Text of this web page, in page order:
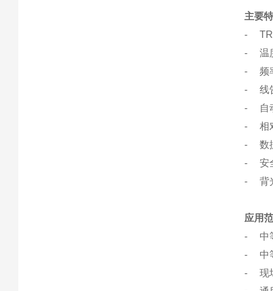
主要
-
- 温
- 频
- 线
- 自
- 相对
- 数
- 安全
- 背光
应用
- 中
- 中
- 现